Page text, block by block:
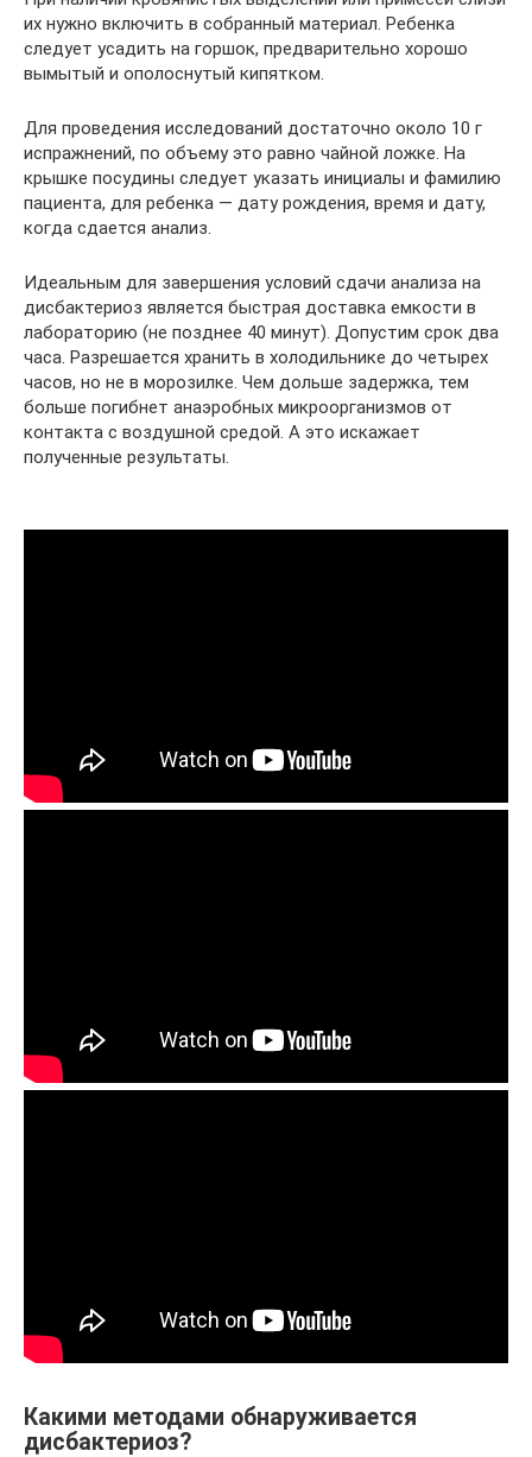
их нужно включить в собранный материал. Ребенка
следует усадить на горшок, предварительно хорошо
вымытый и ополоснутый кипятком.
Для проведения исследований достаточно около 10 г
испражнений, по объему это равно чайной ложке. На
крышке посудины следует указать инициалы и фамилию
пациента, для ребенка — дату рождения, время и дату,
когда сдается анализ.
Идеальным для завершения условий сдачи анализа на
дисбактериоз является быстрая доставка емкости в
лабораторию (не позднее 40 минут). Допустим срок два
часа. Разрешается хранить в холодильнике до четырех
часов, но не в морозилке. Чем дольше задержка, тем
больше погибнет анаэробных микроорганизмов от
контакта с воздушной средой. А это искажает
полученные результаты.
Какими методами обнаруживается
дисбактериоз?